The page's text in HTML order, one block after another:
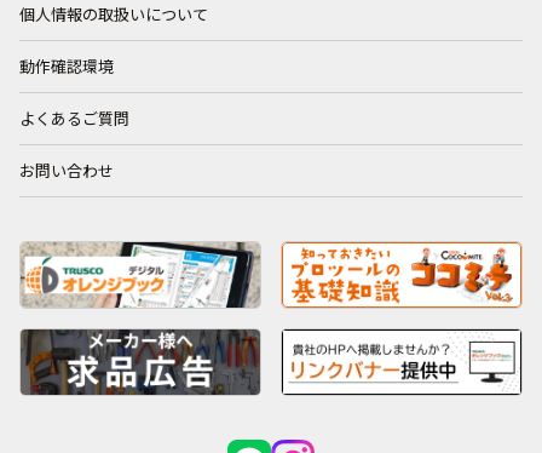
個人情報の取扱いについて
動作確認環境
よくあるご質問
お問い合わせ